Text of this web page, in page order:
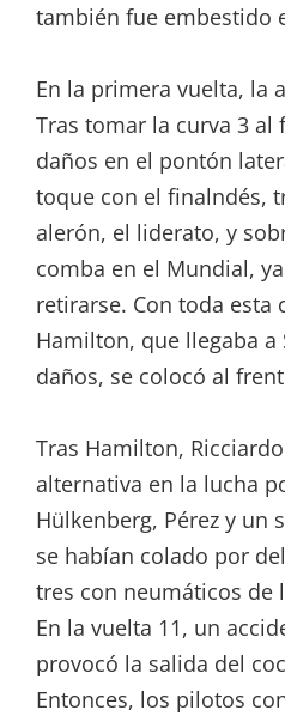
también fue embestido
En la primera vuelta, la
Tras tomar la curva 3 al
daños en el pontón
toque con el finalndés,
alerón, el liderato, y
comba en el Mundial,
retirarse. Con toda esta
Hamilton, que llegaba
daños, se colocó al
Tras Hamilton,
alternativa en la lucha
Hülkenberg, Pérez y un
se habían colado por
tres con neumáticos de
En la vuelta 11, un
provocó la salida del
Entonces, los pilotos